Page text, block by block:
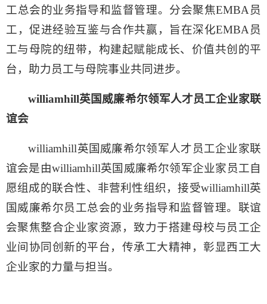
工总会的业务指导和监督管理。分会聚焦EMBA员
工，促进经验互鉴与合作共赢，旨在深化EMBA员
工与母院的纽带，构建起赋能成长、价值共创的平
台，助力员工与母院事业共同进步。
williamhill英国威廉希尔领军人才员工企业家联
谊会
williamhill英国威廉希尔领军人才员工企业家联
谊会是由williamhill英国威廉希尔领军企业家员工自
愿组成的联合性、非营利性组织，接受williamhill英
国威廉希尔员工总会的业务指导和监督管理。联谊
会聚焦整合企业家资源，致力于搭建母校与员工企
业间协同创新的平台，传承工大精神，彰显西工大
企业家的力量与担当。